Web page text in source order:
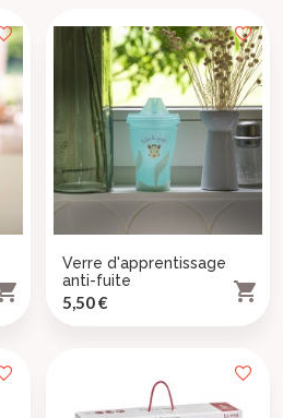
Verre d'apprentissage
anti-fuite
Prix
5,50 € 